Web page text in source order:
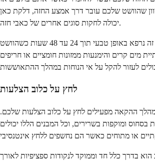
שהוושט שלכם עובר דרך אמצע החזה, דלקת כאן
יכולה לחקות סוגים אחרים של כאבי חזה.
ברוב המקרים, גירוי זה נרפא באופן טבעי תוך 24 עד 48 שעות כשהוושט
מים קרים והימנעות ממזונות חומציים או חריפים
לחץ על כלוב הצלעות
ההקאה מפעילים לחץ על כלוב הצלעות שלכם.
ומוקפות בשרירים, וכל המבנים הללו יכולים
בדרך כלל חד וממוקד לנקודות ספציפיות לאורך